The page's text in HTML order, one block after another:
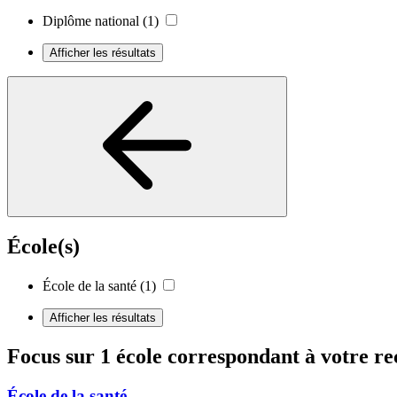
Diplôme national (1)
Afficher les résultats
École(s)
École de la santé (1)
Afficher les résultats
Focus sur 1 école correspondant à votre